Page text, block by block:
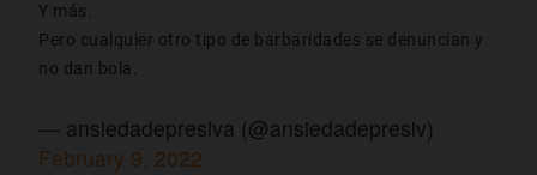
Y más.
Pero cualquier otro tipo de barbaridades se denuncian y
no dan bola.
— ansiedadepresiva (@ansiedadepresiv)
February 9, 2022